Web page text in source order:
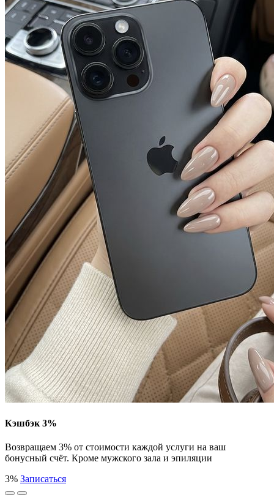
Кэшбэк 3%
Возвращаем 3% от стоимости каждой услуги на ваш
бонусный счёт. Кроме мужского зала и эпиляции
3% Записаться